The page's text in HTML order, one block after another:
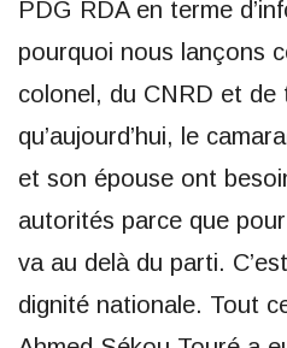
PDG RDA en terme
pourquoi nous lançons
colonel, du CNRD et
qu’aujourd’hui, le
et son épouse ont
autorités parce que
va au delà du parti.
dignité nationale. Tout